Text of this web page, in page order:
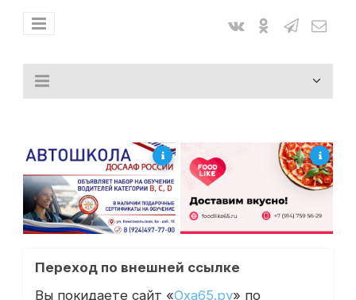
Переход по внешней ссылке
Вы покидаете сайт «Оха65.ру» по